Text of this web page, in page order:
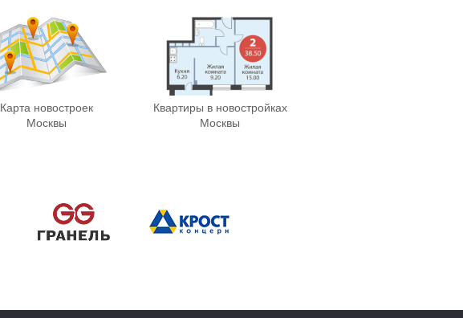
Карта новостроек
Москвы
Квартиры в новостройках
Москвы